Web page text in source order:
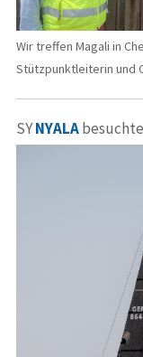
Wir treffen Magali in
Stützpunktleiterin und
SYNYALA